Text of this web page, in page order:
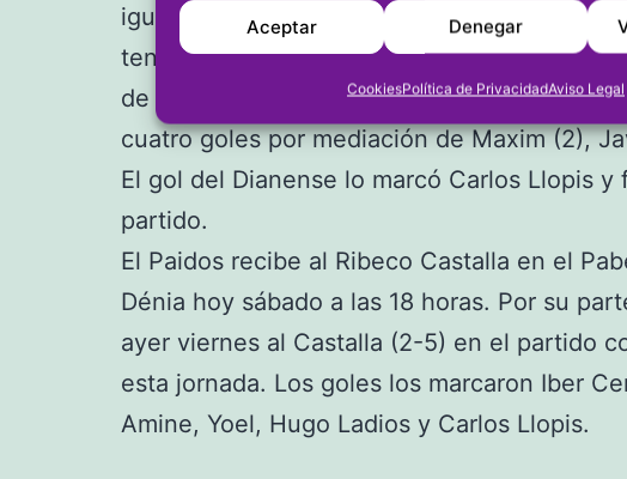
Aceptar Denegar
CookiesPolítica de PrivacidadAviso Legal
igualado en el primer tiempo que finalizó
tener las mejores ocasiones. En la segunda
de Paidos sí estuvieron más finos de cara a
cuatro goles por mediación de Maxim (2),
El gol del Dianense lo marcó Carlos Llopis
partido.
El Paidos recibe al Ribeco Castalla en el
Dénia hoy sábado a las 18 horas. Por su
ayer viernes al Castalla (2-5) en el partido
esta jornada. Los goles los marcaron Iber
Amine, Yoel, Hugo Ladios y Carlos Llopis.